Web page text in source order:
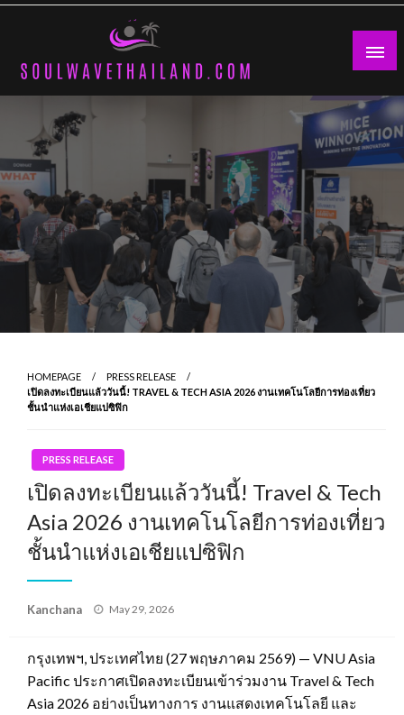
Skip
HOMEPAGE
PRESS RELEASE
เปิดลงทะเบียนแล้ววันนี้! TRAVEL & TECH ASIA 2026 งานเทคโนโลยีการท่องเที่ยว
ชั้นนำแห่งเอเชียแปซิฟิก
PRESS RELEASE
เปิดลงทะเบียนแล้ววันนี้! Travel & Tech
Asia 2026 งานเทคโนโลยีการท่องเที่ยว
ชั้นนำแห่งเอเชียแปซิฟิก
Kanchana
Posted
May 29, 2026
กรุงเทพฯ, ประเทศไทย (27 พฤษภาคม 2569) — VNU Asia
Pacific ประกาศเปิดลงทะเบียนเข้าร่วมงาน Travel & Tech
Asia 2026 อย่างเป็นทางการ งานแสดงเทคโนโลยี และ